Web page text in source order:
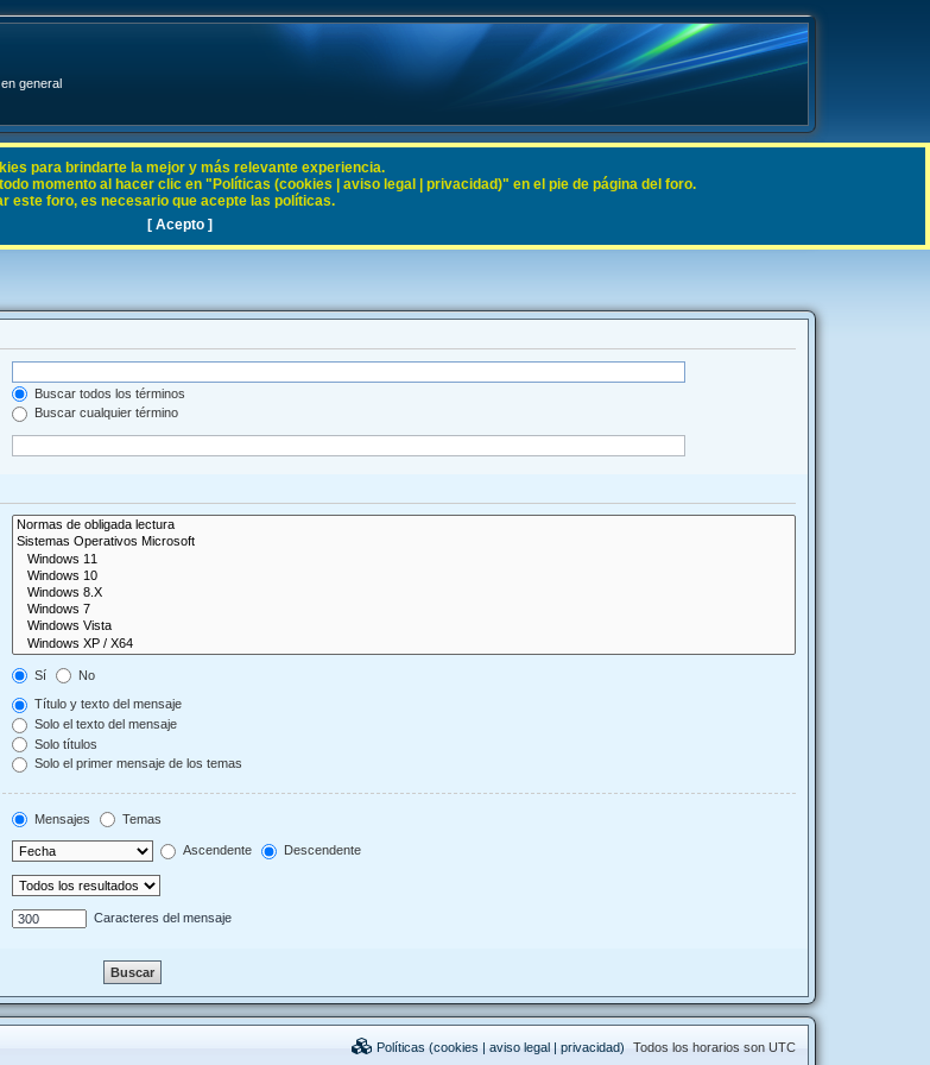
general
Buscar todos los términos
Buscar cualquier término
Sí No
Título y texto del mensaje
Solo el texto del mensaje
Solo títulos
Solo el primer mensaje de los temas
Mensajes Temas
Ascendente Descendente
Caracteres del mensaje
para brindarte la mejor y más relevante experiencia.
momento al hacer clic en "Políticas (cookies | aviso legal | privacidad)" en el pie de página del foro.
este foro, es necesario que acepte las políticas.
[ Acepto ]
Todos los horarios son UTC
Políticas (cookies | aviso legal | privacidad)